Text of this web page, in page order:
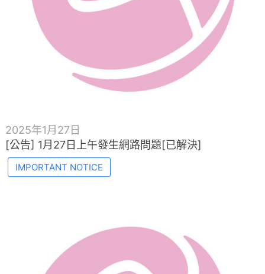
2025年1月27日
[公告] 1月27日上午發生網路問題[已解決]
IMPORTANT NOTICE